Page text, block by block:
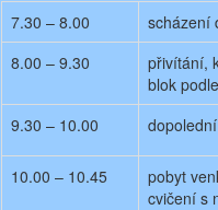
7.30 – 8.00
scházení
8.00 – 9.30
přivítání,
blok
9.30 – 10.00
10.00 – 10.45
pobyt
cvičení s